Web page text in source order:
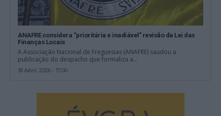
ANAFRE considera “prioritária e inadiável” revisão da Lei das
Finanças Locais
A Associação Nacional de Freguesias (ANAFRE) saudou a
publicação do despacho que formaliza a...
18 Abril, 2026 - 17:00